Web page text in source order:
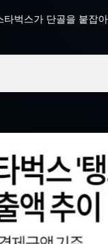
타벅스가 단골을 붙